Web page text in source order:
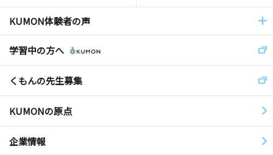
KUMON体験者の声
学習中の方へ
くもんの先生募集
KUMONの原点
企業情報